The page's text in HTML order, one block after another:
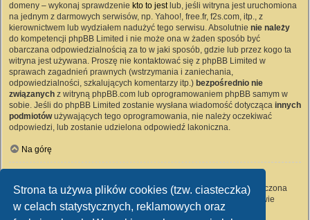
Strona ta używa plików cookies (tzw. ciasteczka)
w celach statystycznych, reklamowych oraz
domeny – wykonaj sprawdzenie kto to jestlub, jeśli witryna jest uruchomiona
na jednym z darmowych serwisów, np. Yahoo!, free.fr, f2s.com, itp., z
kierownictwem lub wydziałem nadużyć tego serwisu. Absolutnie nie należy
do kompetencji phpBB Limited i nie może ona w żaden sposób być
obarczana odpowiedzialnością za to w jaki sposób, gdzie lub przez kogo ta
witryna jest używana. Proszę nie kontaktować się z phpBB Limited w
sprawach zagadnień prawnych (wstrzymania i zaniechania,
odpowiedzialności, szkalujących komentarzy itp.) bezpośrednio nie
związanych z witryną phpBB.com lub oprogramowaniem phpBB samym w
sobie. Jeśli do phpBB Limited zostanie wysłana wiadomość dotycząca innych
podmiotówużywających tego oprogramowania, nie należy oczekiwać
odpowiedzi, lub zostanie udzielona odpowiedź lakoniczna.
Na górę
Wszyscy użytkownicy witryny mogą używać – jeśli funkcja ta jest włączona
przez administratora witryny – formularza „Kontakt z nami”. Członkowie
witryny mogą także używać odnośnika „Zespół administracyjny”.